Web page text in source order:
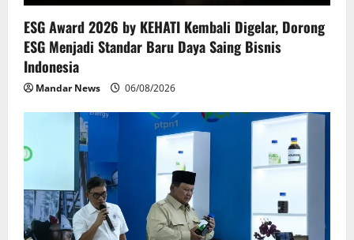
ESG Award 2026 by KEHATI Kembali Digelar, Dorong
ESG Menjadi Standar Baru Daya Saing Bisnis
Indonesia
Mandar News 06/08/2026